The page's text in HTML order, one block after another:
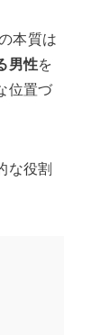
本質は
男性を
位置づ
な役割